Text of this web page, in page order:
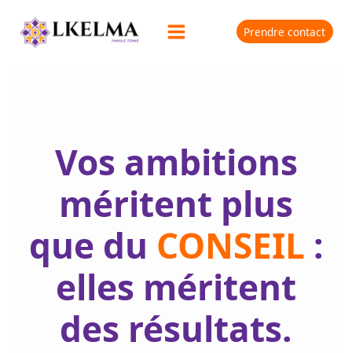
Prendre contact
Vos ambitions
méritent plus
que du CONSEIL :
elles méritent
des résultats.